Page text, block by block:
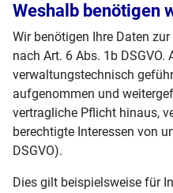
Weshalb benötigen
Wir benötigen Ihre Daten
nach Art. 6 Abs. 1b
verwaltungstechnisch
aufgenommen und
vertragliche Pflicht hinaus,
berechtigte Interessen von
DSGVO).
Dies gilt beispielsweise für